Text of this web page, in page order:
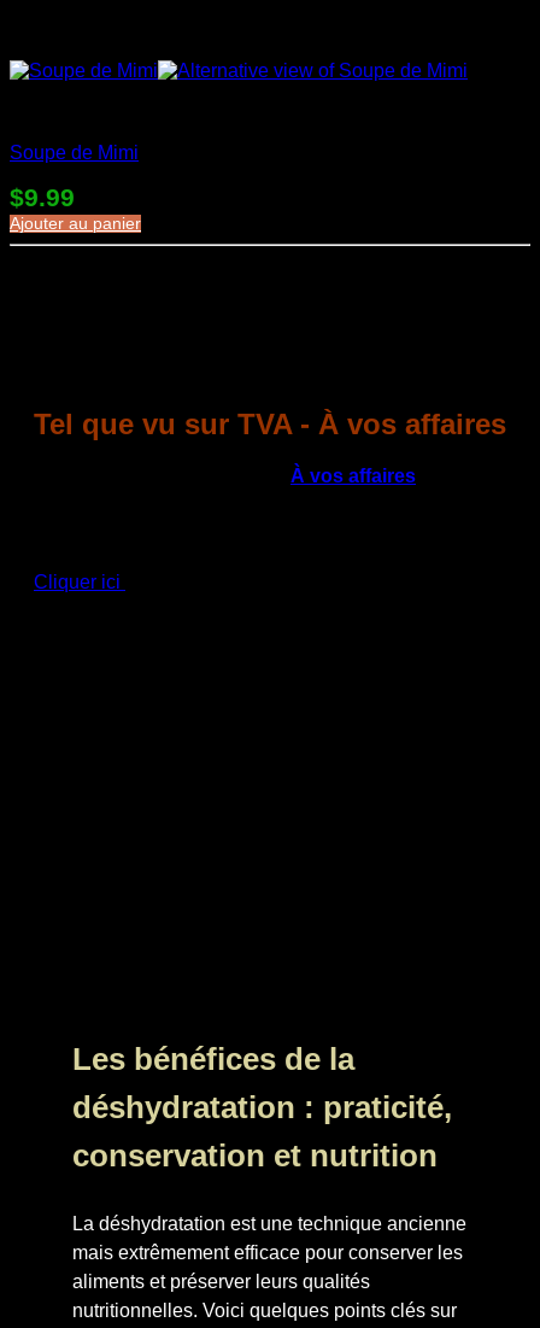
Soupe de Mimi
$9.99
Ajouter au panier
Tel que vu sur TVA - À vos affaires
À vos affaires
Cliquer ici
Les bénéfices de la
déshydratation : praticité,
conservation et nutrition
La déshydratation est une technique ancienne
mais extrêmement efficace pour conserver les
aliments et préserver leurs qualités
nutritionnelles. Voici quelques points clés sur